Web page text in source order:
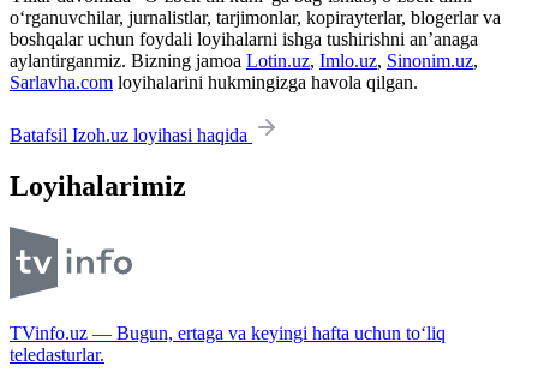
o‘rganuvchilar, jurnalistlar, tarjimonlar, kopirayterlar, blogerlar va
boshqalar uchun foydali loyihalarni ishga tushirishni an’anaga
aylantirganmiz. Bizning jamoa Lotin.uz, Imlo.uz, Sinonim.uz,
Sarlavha.com loyihalarini hukmingizga havola qilgan.
Batafsil Izoh.uz loyihasi haqida
Loyihalarimiz
TVinfo.uz — Bugun, ertaga va keyingi hafta uchun to‘liq
teledasturlar.